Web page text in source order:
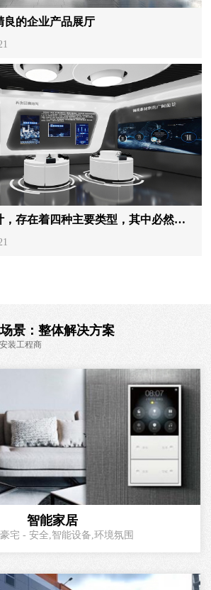
良的企业产品展厅
有关企业展厅设计，存在着四种主要类型，其中必然有一种适合您的需求
景：整体解决方案
装工程商
智能家居
宅 - 安全,智能设备,环境氛围